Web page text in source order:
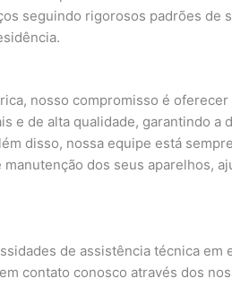
seguindo rigorosos padrões de
nosso compromisso é
e de alta qualidade, garantindo a
disso, nossa equipe está
dos seus aparelhos,
de assistência técnica
contato conosco através dos